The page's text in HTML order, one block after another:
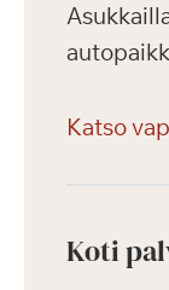
Katso
Koti